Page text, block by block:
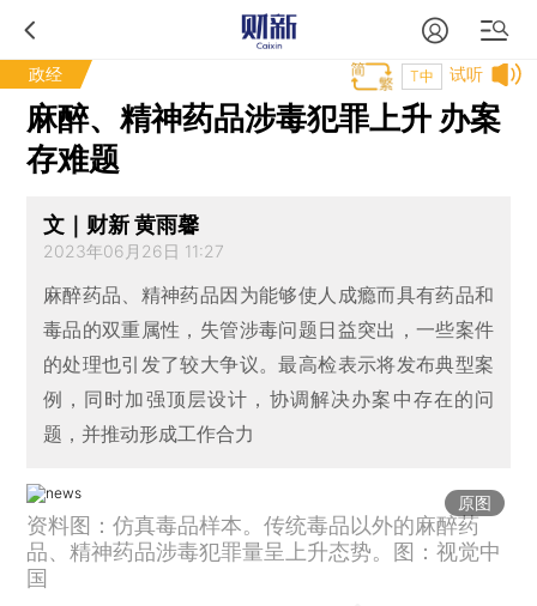
政经 试听
T中
麻醉、精神药品涉毒犯罪上升 办案
存难题
文｜财新 黄雨馨
2023年06月26日 11:27
麻醉药品、精神药品因为能够使人成瘾而具有药品和
毒品的双重属性，失管涉毒问题日益突出，一些案件
的处理也引发了较大争议。最高检表示将发布典型案
例，同时加强顶层设计，协调解决办案中存在的问
题，并推动形成工作合力
原图
资料图：仿真毒品样本。传统毒品以外的麻醉药
品、精神药品涉毒犯罪量呈上升态势。图：视觉中
国